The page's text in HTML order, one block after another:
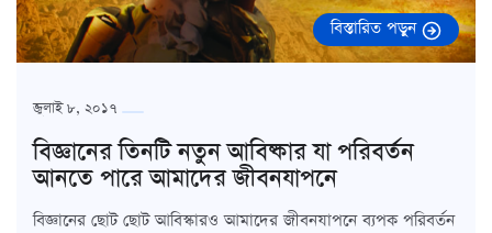
বিস্তারিত পড়ুন
জুলাই ৮, ২০১৭
বিজ্ঞানের তিনটি নতুন আবিষ্কার যা পরিবর্তন
আনতে পারে আমাদের জীবনযাপনে
বিজ্ঞানের ছোট ছোট আবিস্কারও আমাদের জীবনযাপনে ব্যপক পরিবর্তন